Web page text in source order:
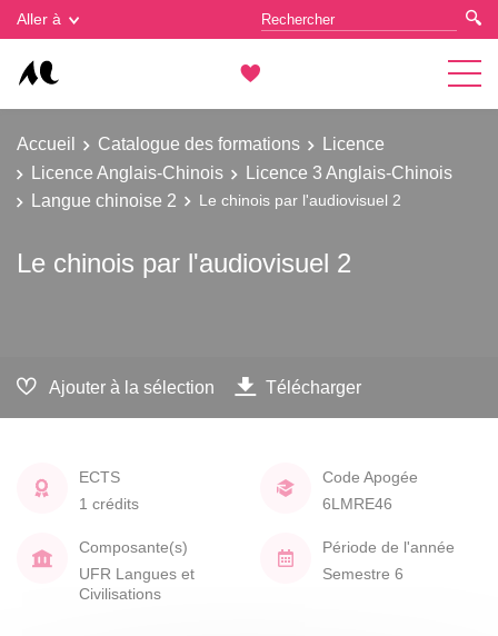
Aller à
Accueil Catalogue des formations
Licence
Licence Anglais-Chinois
Licence 3 Anglais-Chinois
Langue chinoise 2
Le chinois par l'audiovisuel 2
Le chinois par l'audiovisuel 2
Ajouter à la sélection Télécharger
ECTS
1 crédits
Code Apogée
6LMRE46
Composante(s)
UFR Langues et
Civilisations
Période de l'année
Semestre 6
Gestion des cookies